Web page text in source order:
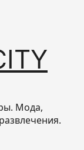
Мода,